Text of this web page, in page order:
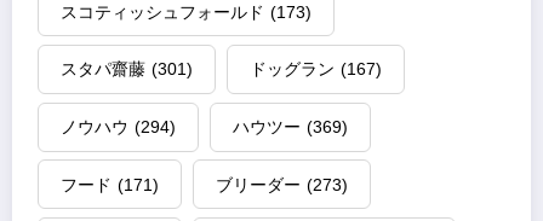
スコティッシュフォールド (173)
スタパ齋藤 (301) ドッグラン (167)
ノウハウ (294) ハウツー (369)
フード (171) ブリーダー (273)